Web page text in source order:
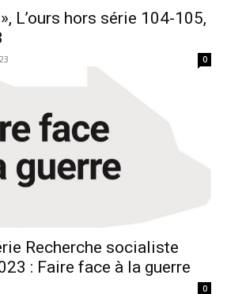
L’ours hors série 104-105,
0
Recherche socialiste
: Faire face à la guerre
0